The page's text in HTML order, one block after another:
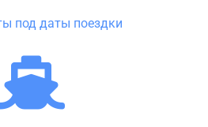
под даты поездки